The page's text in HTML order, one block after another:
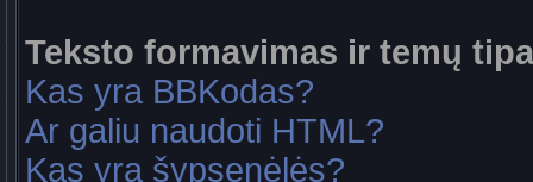
Teksto formavimas ir temų
Kas yra BBKodas?
Ar galiu naudoti HTML?
Kas yra šypsenėlės?